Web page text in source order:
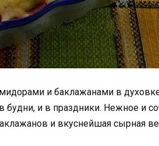
и баклажанами в
будни, и в праздники. Нежное и
и вкуснейшая сырная